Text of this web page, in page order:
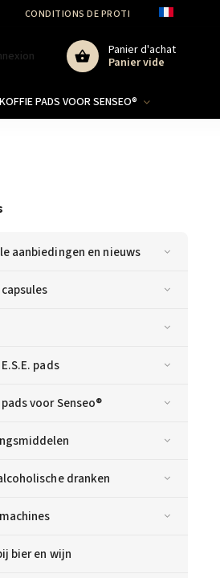
CONDITIONS DE PROTECTION DES
Panier d'achat
Panier vide
KOFFIE PADS VOOR SENSEO®
aanbiedingen en nieuws
pads
voor Senseo®
dranken
bier en wijn